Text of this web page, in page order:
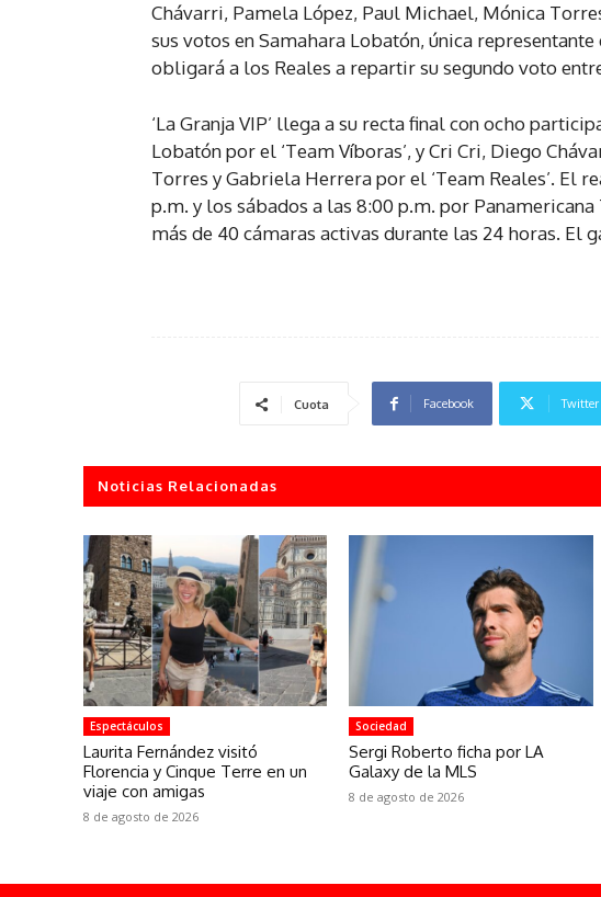
Chávarri, Pamela López, Paul Michael, Mónica
sus votos en Samahara Lobatón, única
obligará a los Reales a repartir su segundo voto
‘La Granja VIP’ llega a su recta final con ocho
Lobatón por el ‘Team Víboras’, y Cri Cri, Diego
Torres y Gabriela Herrera por el ‘Team Reales’. El
p.m. y los sábados a las 8:00 p.m. por
más de 40 cámaras activas durante las 24 horas. El
Cuota Facebook Twitter
Noticias Relacionadas
Espectáculos
Laurita Fernández visitó
Florencia y Cinque Terre en un
viaje con amigas
8 de agosto de 2026
Sociedad
Sergi Roberto ficha por LA
Galaxy de la MLS
8 de agosto de 2026